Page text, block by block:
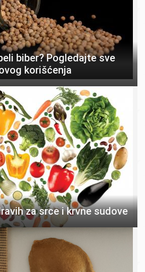
biber? Pogledajte sve
korišćenja
za srce i krvne sudove